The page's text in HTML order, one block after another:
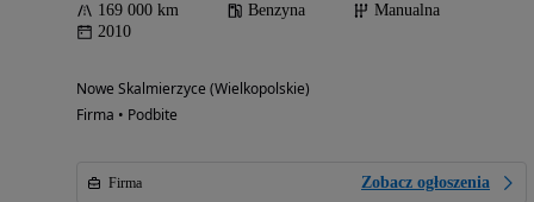
169 000 km Benzyna
Manualna
2010
Nowe Skalmierzyce (Wielkopolskie)
Firma • Podbite
Firma Zobacz ogłoszenia